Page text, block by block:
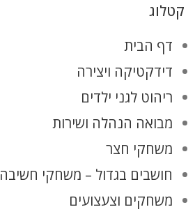
קטלוג
דף הבית
דידקטיקה ויצירה
ריהוט לגני ילדים
מבואה הנהלה ושירות
משחקי חצר
חושבים בגדול – משחקי חשיבה
משחקים וצעצועים